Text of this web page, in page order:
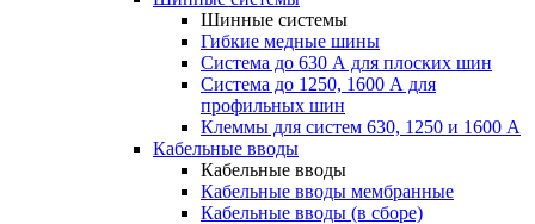
Шинные системы
Гибкие медные шины
Система до 630 А для плоских шин
Система до 1250, 1600 А для
профильных шин
Клеммы для систем 630, 1250 и 1600 А
Кабельные вводы
Кабельные вводы
Кабельные вводы мембранные
Кабельные вводы (в сборе)